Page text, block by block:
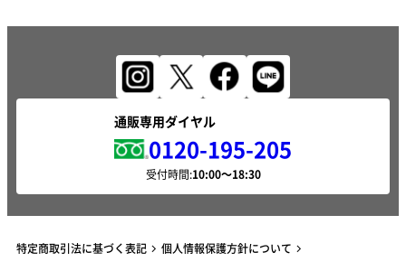
通販専用ダイヤル
0120-195-205
受付時間:
特定商取引法に基づく表記 個人情報保護方針について